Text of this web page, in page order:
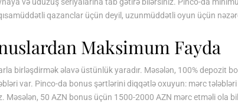
və uduzuş seriyalarına tab gətirə bilərsiniz. Pinco-da
qazanclar üçün deyil, uzunmüddətli oyun üçün
Maksimum Fayda
birləşdirmək əlavə üstünlük yaradır. Məsələn, 100% depozit
var. Pinco-da bonus şərtlərini diqqətlə oxuyun: mərc
Məsələn, 50 AZN bonus üçün 1500-2000 AZN mərc etməli ola